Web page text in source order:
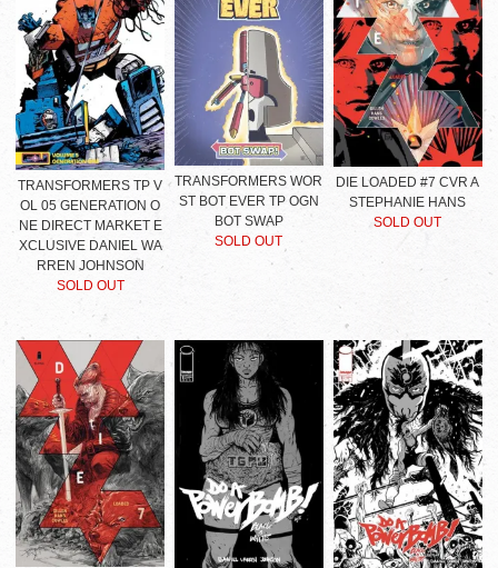
TRANSFORMERS TP V
OL 05 GENERATION O
NE DIRECT MARKET E
XCLUSIVE DANIEL WA
RREN JOHNSON
SOLD OUT
TRANSFORMERS WOR
ST BOT EVER TP OGN
BOT SWAP
SOLD OUT
DIE LOADED #7 CVR A
STEPHANIE HANS
SOLD OUT